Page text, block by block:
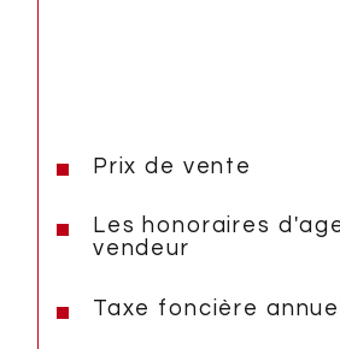
Prix de vente
Les honoraires
vendeur
Taxe foncière